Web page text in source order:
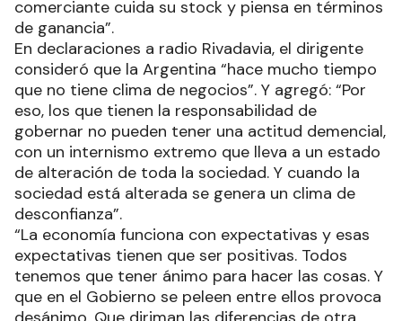
comerciante cuida su stock y piensa en términos
de ganancia”.
En declaraciones a radio Rivadavia, el dirigente
consideró que la Argentina “hace mucho tiempo
que no tiene clima de negocios”. Y agregó: “Por
eso, los que tienen la responsabilidad de
gobernar no pueden tener una actitud demencial,
con un internismo extremo que lleva a un estado
de alteración de toda la sociedad. Y cuando la
sociedad está alterada se genera un clima de
desconfianza”.
“La economía funciona con expectativas y esas
expectativas tienen que ser positivas. Todos
tenemos que tener ánimo para hacer las cosas. Y
que en el Gobierno se peleen entre ellos provoca